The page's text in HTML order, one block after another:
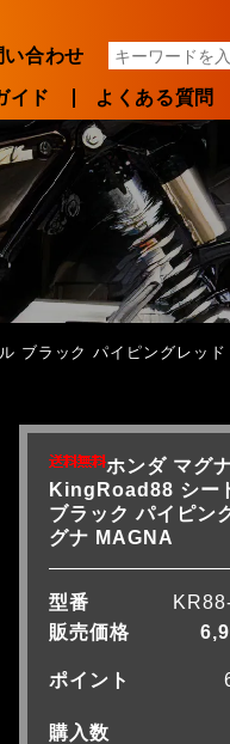
イド よくある質問
い合わせ
ブラック パイピングレッ
ホンダ マグ
KingRoad88 シー
ブラック パイピン
グナ MAGNA
型番
販売価格
ポイント
購入数